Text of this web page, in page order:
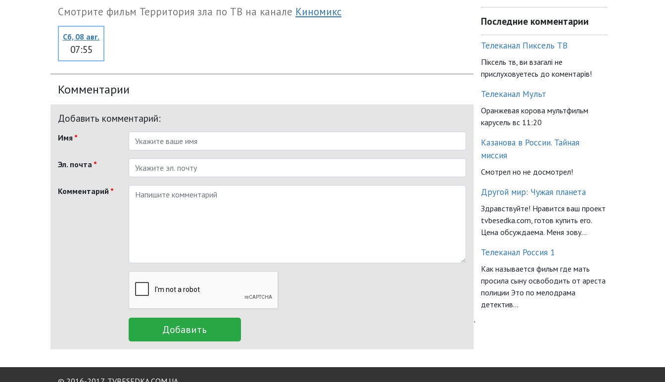
Смотрите фильм Территория зла по ТВ на канале Киномикс
Сб, 08 авг.
07:55
Комментарии
Добавить комментарий:
Имя *
Эл. почта *
Комментарий *
Добавить
Последние комментарии
Телеканал Пиксель ТВ
Піксель тв, ви взагалі не
прислуховуетесь до коментарів!
Телеканал Мульт
Оранжевая корова мультфильм
карусель вс 11:20
Казанова в России. Тайная
миссия
Смотрел но не досмотрел!
Другой мир: Чужая планета
Здравствуйте! Нравится ваш проект
tvbesedka.com, готов купить его.
Цена обсуждаема. Меня зову...
Телеканал Россия 1
Как называется фильм где мать
просила сыну освободить от ареста
полиции Это по мелодрама
детектив...
`